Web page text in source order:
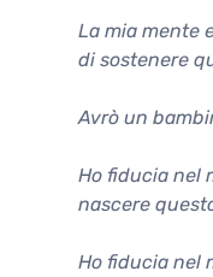
La mia mente
di sostenere
Avrò un
Ho fiducia nel
nascere
Ho fiducia nel